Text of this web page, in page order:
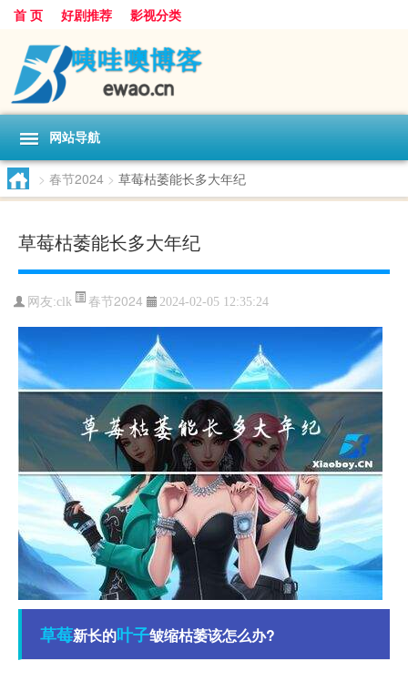
首 页 好剧推荐 影视分类
网站导航
> 春节2024 > 草莓枯萎能长多大年纪
草莓枯萎能长多大年纪
网友:clk 春节2024 2024-02-05 12:35:24
草莓新长的叶子皱缩枯萎该怎么办?